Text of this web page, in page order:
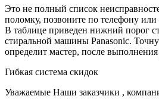
Это не полный список
поломку, позвоните по телефону или
В таблице приведен нижний порог
стиральной машины Panasonic.
определит мастер, после
Гибкая система скидок
Уважаемые Наши заказчики ,